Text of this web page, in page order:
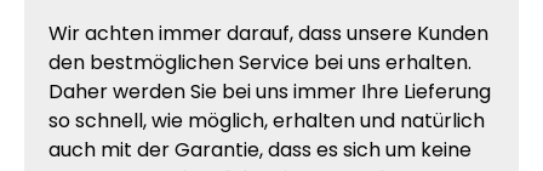
Wir achten immer darauf, dass unsere Kunden
den bestmöglichen Service bei uns erhalten.
Daher werden Sie bei uns immer Ihre Lieferung
so schnell, wie möglich, erhalten und natürlich
auch mit der Garantie, dass es sich um keine